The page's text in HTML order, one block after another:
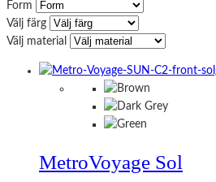
Form
Välj färg
Välj material
MetroVoyage Sol